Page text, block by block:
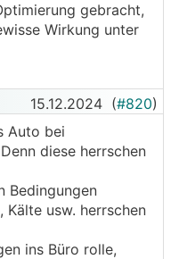
gebracht,
Wirkung unter
15.12.2024 (#820)
Auto bei
diese herrschen
Bedingungen
Kälte usw. herrschen
ins Büro rolle,